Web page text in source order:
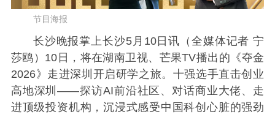
节目海报
长沙晚报掌上长沙5月10日讯（全媒体记者 宁
莎鸥）10日，将在湖南卫视、芒果TV播出的《夺金
2026》走进深圳开启研学之旅。十强选手直击创业
高地深圳——探访AI前沿社区、对话商业大佬、走
进顶级投资机构，沉浸式感受中国科创心脏的强劲